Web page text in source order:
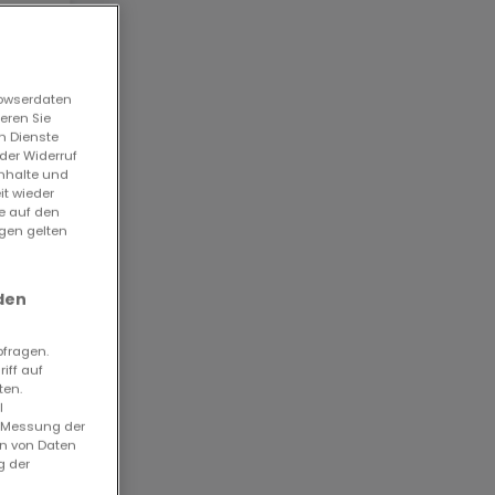
Sie
Dienste
Widerruf
und
wieder
auf den
gelten
auf
der
von Daten
der